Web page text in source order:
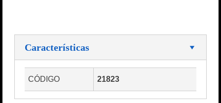
Características
CÓDIGO 21823